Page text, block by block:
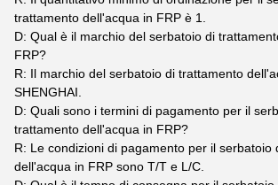
trattamento dell'acqua in FRP è 1.
D: Qual è il marchio del serbatoio di
FRP?
R: Il marchio del serbatoio di trattamento
SHENGHAI.
D: Quali sono i termini di pagamento per il
trattamento dell'acqua in FRP?
R: Le condizioni di pagamento per il serbatoio
dell'acqua in FRP sono T/T e L/C.